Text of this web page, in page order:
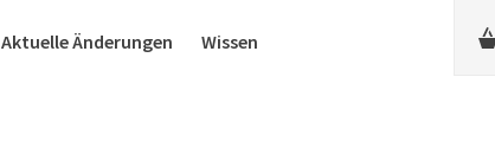
Aktuelle Änderungen Wissen